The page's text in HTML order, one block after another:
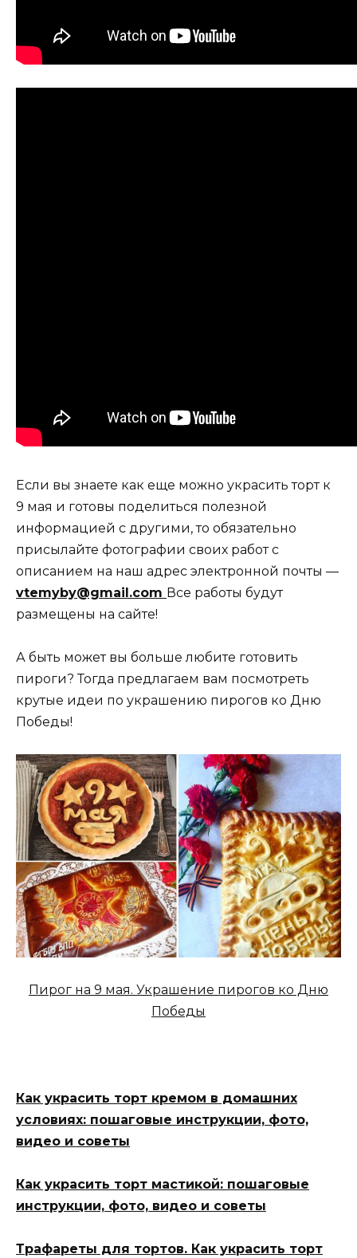
Если вы знаете как еще можно украсить торт к
9 мая и готовы поделиться полезной
информацией с другими, то обязательно
присылайте фотографии своих работ с
описанием на наш адрес электронной почты —
vtemyby@gmail.com Все работы будут
размещены на сайте!
А быть может вы больше любите готовить
пироги? Тогда предлагаем вам посмотреть
крутые идеи по украшению пирогов ко Дню
Победы!
Пирог на 9 мая. Украшение пирогов ко Дню
Победы
Как украсить торт кремом в домашних
условиях: пошаговые инструкции, фото,
видео и советы
Как украсить торт мастикой: пошаговые
инструкции, фото, видео и советы
Трафареты для тортов. Как украсить торт